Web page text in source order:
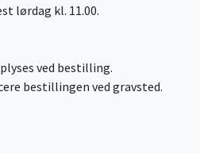
lørdag kl. 11.00.
ved bestilling.
bestillingen ved gravsted.